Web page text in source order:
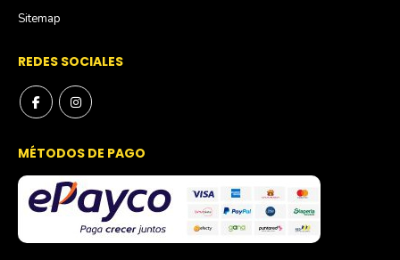
Sitemap
REDES SOCIALES
MÉTODOS DE PAGO